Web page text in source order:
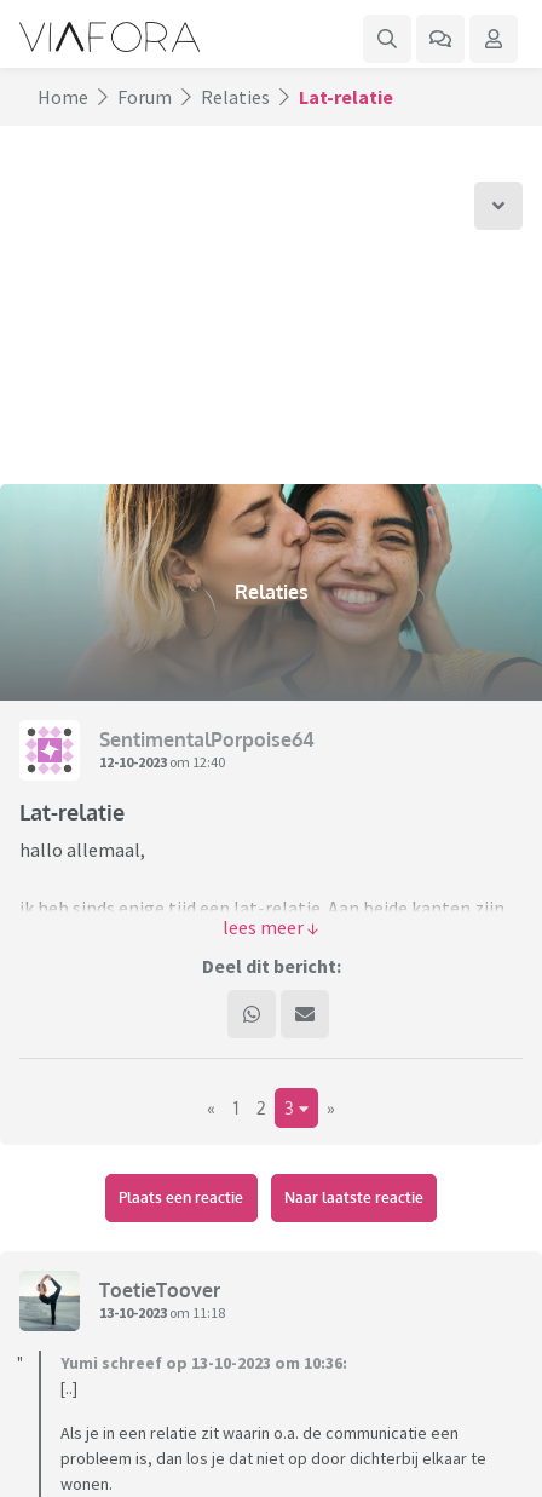
Home Forum Relaties Lat-relatie
Relaties
SentimentalPorpoise64
12-10-2023 om 12:40
Lat-relatie
hallo allemaal,
ik heb sinds enige tijd een lat-relatie. Aan beide kanten zijn
er kinderen met co-ouderschap dus we hebben geen intentie
om de eerste zoveel jaar te gaan samenwonen.
Nu hebben we de laatste tijd wat moeilijkheden. En dan zit
het hem vooral in de tijd die we elkaar kunnen zien.
Het is zo dat ik (als mijn kinderen er niet zijn) altijd bij mijn
komen in die week omdat de afstand naar zijn werk dan te
groot is. Bij mij blijven dan de huishoudelijke klusjes enzo
liggen en af en toe stoor ik mij daar aan.
In de week dat de kinderen bij ons zijn, zien we elkaar niet. De
weekends lopen ook niet gelijk. Ofwel zijn zijn kinderen bij
samen hebben vrij schaars.
edit: de weekends schuiven is niet mogelijk ivm een bijbaan
van partner.
Deel dit bericht:
« 1 2 3 »
Plaats een reactie Naar laatste reactie
ToetieToover
13-10-2023 om 11:18
Yumi schreef op 13-10-2023 om 10:36:
[..]
Als je in een relatie zit waarin o.a. de communicatie een
probleem is, dan los je dat niet op door dichterbij elkaar te
wonen.